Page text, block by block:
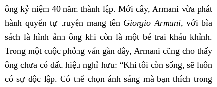
ông kỷ niệm 40 năm thành lập. Mới đây, Armani vừa phát
hành quyển tự truyện mang tên Giorgio Armani, với bìa
sách là hình ảnh ông khi còn là một bé trai kháu khỉnh.
Trong một cuộc phỏng vấn gần đây, Armani cũng cho thấy
ông chưa có dấu hiệu nghỉ hưu: “Khi tôi còn sống, sẽ luôn
có sự độc lập. Có thể chọn ánh sáng mà bạn thích trong